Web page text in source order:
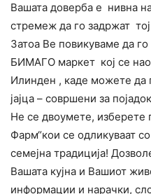
Вашата доверба е нивна
стремеж да го задржат
Затоа Ве повикуваме да
БИМАГО маркет кој се
Илинден , каде можете да
јајца – совршени за
Не се двоумете, изберете
Фарм“кои се одликуваат
семејна традиција!
Вашата кујна и Вашиот
информации и нарачки,